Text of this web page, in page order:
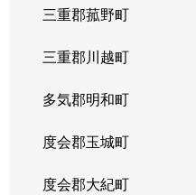
三重郡菰野町
三重郡川越町
多気郡明和町
度会郡玉城町
度会郡大紀町